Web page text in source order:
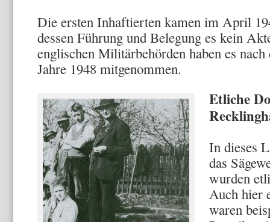
Die ersten Inhaftierten kamen im April
dessen Füh­rung und Belegung es kein
englischen Militärbehörden haben es
Jahre 1948 mitgenommen.
Etliche
In dieses
das
wurden
Auch hier
waren